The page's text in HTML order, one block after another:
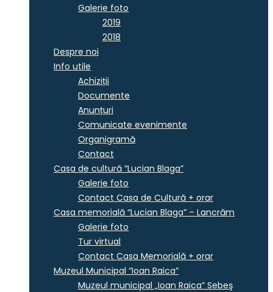
Galerie foto
2019
2018
Despre noi
Info utile
Achiziții
Documente
Anunțuri
Comunicate evenimente
Organigramă
Contact
Casa de cultură “Lucian Blaga”
Galerie foto
Contact Casa de Cultură + orar
Casa memorială “Lucian Blaga” – Lancrăm
Galerie foto
Tur virtual
Contact Casa Memorială + orar
Muzeul Municipal “Ioan Raica”
Muzeul municipal „Ioan Raica” Sebeş